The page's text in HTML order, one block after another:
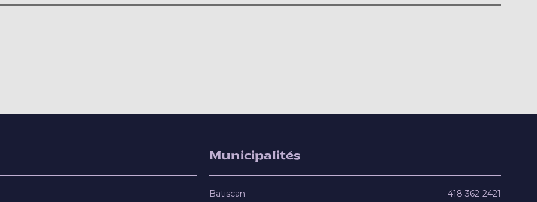
Municipalités
Batiscan
418 362-2421